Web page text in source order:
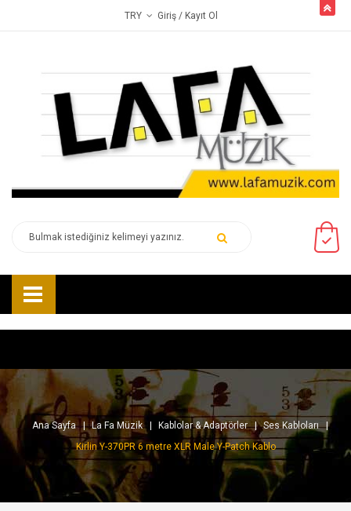
TRY Giriş / Kayıt Ol
Ana Sayfa La Fa Müzik Kablolar & Adaptörler
Ses Kabloları
Kirlin Y-370PR 6 metre XLR Male Y-Patch Kablo